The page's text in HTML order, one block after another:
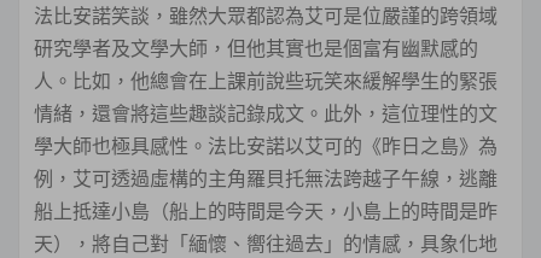
法比安諾笑談，雖然大眾都認為艾可是位嚴謹的跨領域
研究學者及文學大師，但他其實也是個富有幽默感的
人。比如，他總會在上課前說些玩笑來緩解學生的緊張
情緒，還會將這些趣談記錄成文。此外，這位理性的文
學大師也極具感性。法比安諾以艾可的《昨日之島》為
例，艾可透過虛構的主角羅貝托無法跨越子午線，逃離
船上抵達小島（船上的時間是今天，小島上的時間是昨
天），將自己對「緬懷、嚮往過去」的情感，具象化地